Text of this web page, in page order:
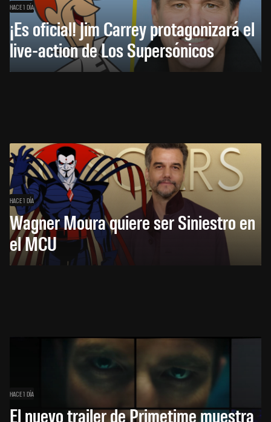
HACE 1 DÍA
¡Es oficial! Jim Carrey protagonizará el
live-action de Los Supersónicos
HACE 1 DÍA
Wagner Moura quiere ser Siniestro en
el MCU
HACE 1 DÍA
El nuevo trailer de Primetime muestra